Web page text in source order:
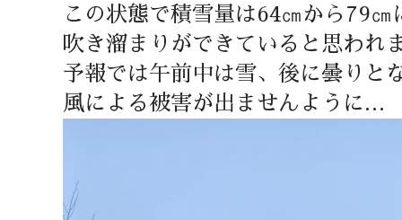
この状態で積雪量は64㎝から79㎝
吹き溜まりができていると思われ
予報では午前中は雪、後に曇りと
風による被害が出ませんように…